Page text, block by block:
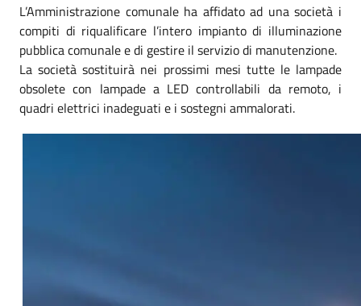
L’Amministrazione comunale ha affidato ad una società i
compiti di riqualificare l’intero impianto di illuminazione
pubblica comunale e di gestire il servizio di manutenzione.
La società sostituirà nei prossimi mesi tutte le lampade
obsolete con lampade a LED controllabili da remoto, i
quadri elettrici inadeguati e i sostegni ammalorati.